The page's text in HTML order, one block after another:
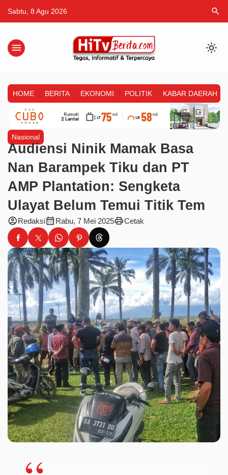
Sabtu, 8 Agu 2026 search
menu light_mode
HOME BERITA EKONOMI POLITIK KABAR DAERAH
Nasional
Audiensi Ninik Mamak Basa
Nan Barampek Tiku dan PT
AMP Plantation: Sengketa
Ulayat Belum Temui Titik Tem
account_circleRedaksicalendar_month Rabu, 7 Mei 2025printCetak